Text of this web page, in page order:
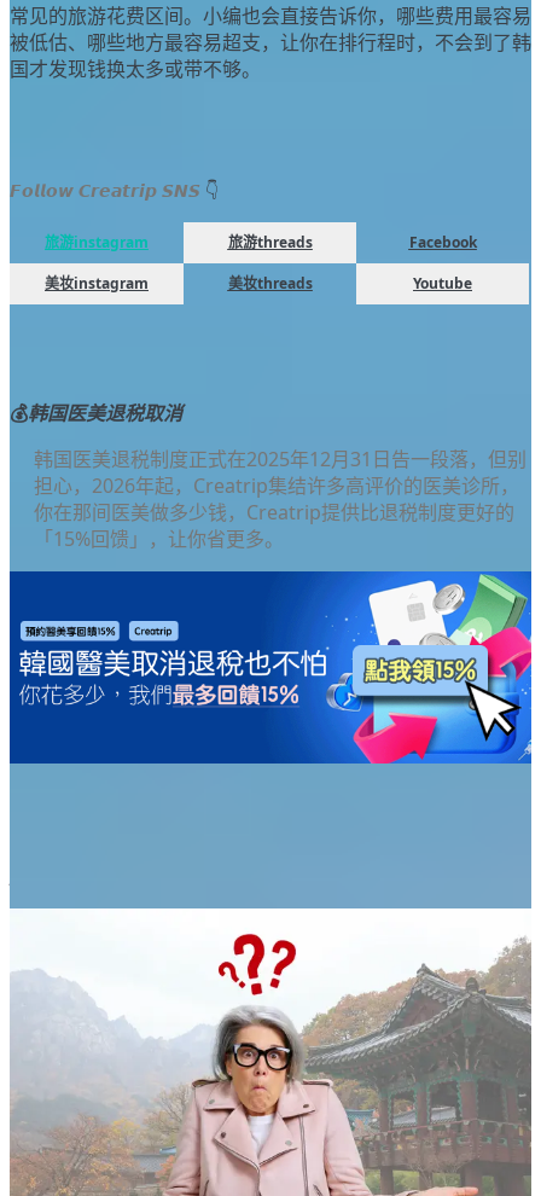
常见的旅游花费区间。小编也会直接告诉你，哪些费用最容易
被低估、哪些地方最容易超支，让你在排行程时，不会到了韩
国才发现钱换太多或带不够。
𝙁𝙤𝙡𝙡𝙤𝙬 𝘾𝙧𝙚𝙖𝙩𝙧𝙞𝙥 𝙎𝙉𝙎 👇
旅游instagram 旅游threads
Facebook
美妆instagram
美妆threads Youtube
💰韩国医美退税取消
韩国医美退税制度正式在2025年12月31日告一段落，但别
担心，2026年起，Creatrip集结许多高评价的医美诊所，
你在那间医美做多少钱，Creatrip提供比退税制度更好的
「15%回馈」，让你省更多。